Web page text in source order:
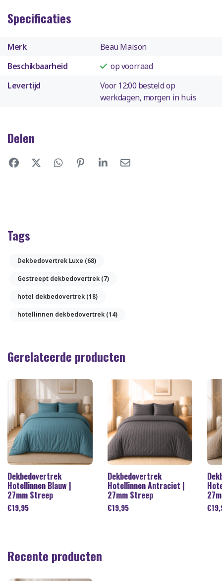
Specificaties
Merk
Beau Maison
Beschikbaarheid
op voorraad
Levertijd
Voor 12:00 besteld op
werkdagen, morgen in huis
Delen
Tags
Dekbedovertrek Luxe (68)
Gestreept dekbedovertrek (7)
hotel dekbedovertrek (18)
hotellinnen dekbedovertrek (14)
Gerelateerde producten
Dekbedovertrek
Hotellinnen Blauw |
27mm Streep
€19,95
Dekbedovertrek
Hotellinnen Antraciet |
27mm Streep
€19,95 €
Recente producten